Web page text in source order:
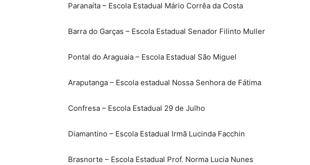
Paranaíta – Escola Estadual Mário Corrêa da Costa
Barra do Garças – Escola Estadual Senador Filinto Muller
Pontal do Araguaia – Escola Estadual São Miguel
Araputanga – Escola estadual Nossa Senhora de Fátima
Confresa – Escola Estadual 29 de Julho
Diamantino – Escola Estadual Irmã Lucinda Facchin
Brasnorte – Escola Estadual Prof. Norma Lucia Nunes